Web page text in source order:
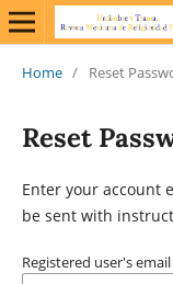
Home / Reset
Reset
Enter your account
be sent with
Registered user's email